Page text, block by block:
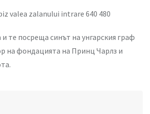
те посреща синът на унгарския граф
на фондацията на Принц Чарлз и